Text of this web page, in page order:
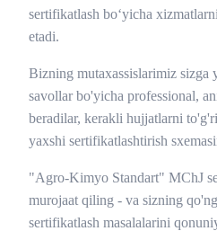
sertifikatlash bo‘yicha
etadi.
Bizning mutaxassislarimiz sizga
savollar bo'yicha professional,
beradilar, kerakli hujjatlarni
yaxshi sertifikatlashtirish
"Agro-Kimyo Standart" MChJ
murojaat qiling - va sizning
sertifikatlash masalalarini